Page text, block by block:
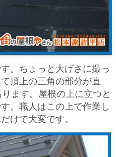
。ちょっと大げさに撮っ
頂上の三角の部分が直
ます。屋根の上に立つと
。職人はこの上で作業し
けで大変です。